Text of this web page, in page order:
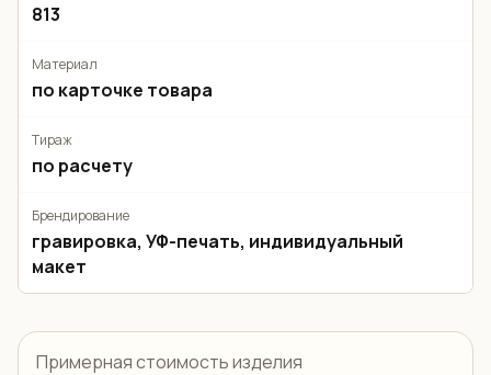
813
Материал
по карточке товара
Тираж
по расчету
Брендирование
гравировка, УФ-печать, индивидуальный
макет
Примерная стоимость изделия